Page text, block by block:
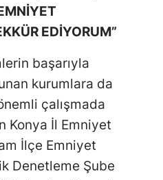
EDİYORUM”
başarıyla
kurumlara da
çalışmada
Konya İl Emniyet
İlçe Emniyet
Denetleme Şube